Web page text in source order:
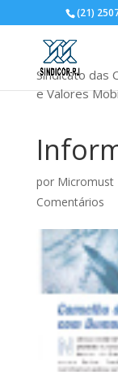
(21)
Sindicato das
e Valores
por Micromust
Comentários